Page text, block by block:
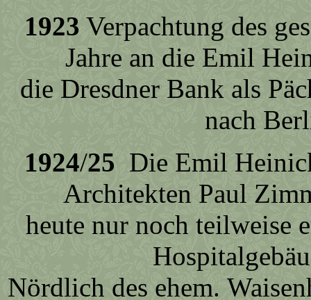
1923 Verpachtung des
Jahre an die Emil
die Dresdner Bank als
nach
1924/25 Die Emil
Architekten Paul
heute nur noch teilweise
Nördlich des ehem.